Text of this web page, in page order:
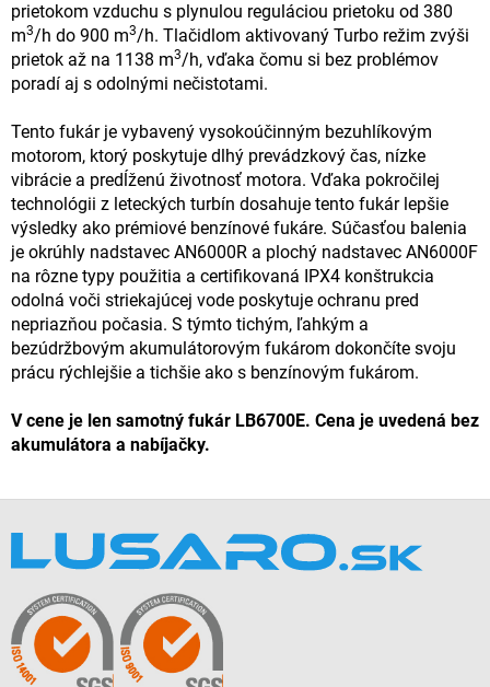
prietokom vzduchu s plynulou reguláciou prietoku od 380
m3/h do 900 m3/h. Tlačidlom aktivovaný Turbo režim zvýši
prietok až na 1138 m3/h, vďaka čomu si bez problémov
poradí aj s odolnými nečistotami.
Tento fukár je vybavený vysokoúčinným bezuhlíkovým
motorom, ktorý poskytuje dlhý prevádzkový čas, nízke
vibrácie a predĺženú životnosť motora. Vďaka pokročilej
technológii z leteckých turbín dosahuje tento fukár lepšie
výsledky ako prémiové benzínové fukáre. Súčasťou balenia
je okrúhly nadstavec AN6000R a plochý nadstavec AN6000F
na rôzne typy použitia a certifikovaná IPX4 konštrukcia
odolná voči striekajúcej vode poskytuje ochranu pred
nepriazňou počasia. S týmto tichým, ľahkým a
bezúdržbovým akumulátorovým fukárom dokončíte svoju
prácu rýchlejšie a tichšie ako s benzínovým fukárom.
V cene je len samotný fukár LB6700E. Cena je uvedená bez
akumulátora a nabíjačky.